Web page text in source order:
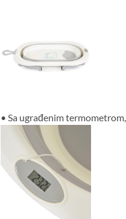
• Sa ugrađenim